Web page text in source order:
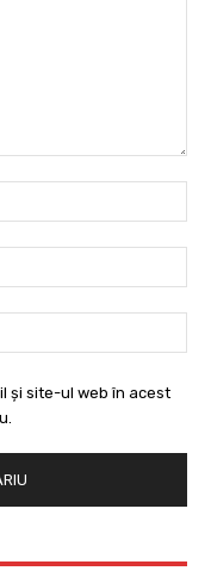
și site-ul web în acest